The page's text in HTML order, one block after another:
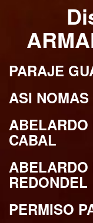
PARAJE
ASI NOMAS
CABAL
REDONDEL
PERMISO